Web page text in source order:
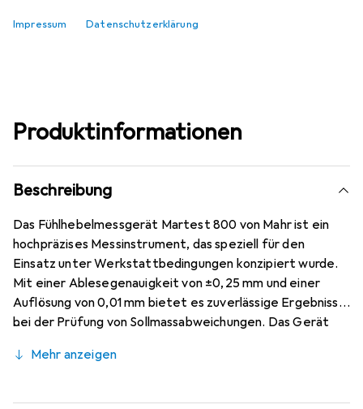
Impressum Datenschutzerklärung
Produktinformationen
Beschreibung
Das Fühlhebelmessgerät Martest 800 von Mahr ist ein
hochpräzises Messinstrument, das speziell für den
Einsatz unter Werkstattbedingungen konzipiert wurde.
Mit einer Ablesegenauigkeit von ±0,25 mm und einer
Auflösung von 0,01 mm bietet es zuverlässige Ergebnisse
bei der Prüfung von Sollmassabweichungen. Das Gerät
Schutzgehäuse, das Korrosionsschutz bietet und das
Zifferblatt und der schwenkbare, auswechselbare
Mehr anzeigen